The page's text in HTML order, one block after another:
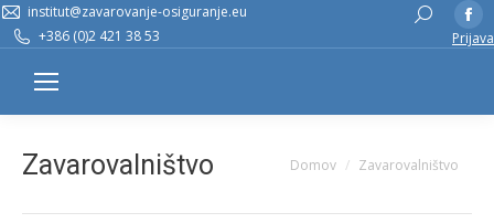
institut@zavarovanje-osiguranje.eu
+386 (0)2 421 38 53
Search:
Prijava
Zavarovalništvo You are here:
Domov Zavarovalništvo